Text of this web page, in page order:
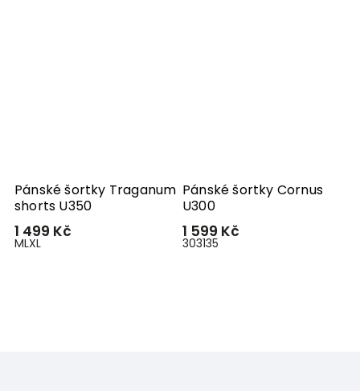
Pánské šortky Traganum
shorts U350
1 499 Kč
MLXL
Pánské šortky Cornus
U300
1 599 Kč
303135